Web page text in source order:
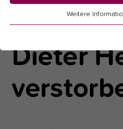
News
Dieter
Essenzielle Cookies werden für
einwandfrei funktioniert.
Analyse und Performance
Diese Gruppe beinhaltet alle
Weitere